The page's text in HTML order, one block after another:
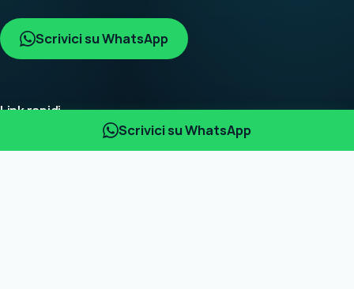
Scrivici su WhatsApp
Link rapidi
Scrivici su WhatsApp